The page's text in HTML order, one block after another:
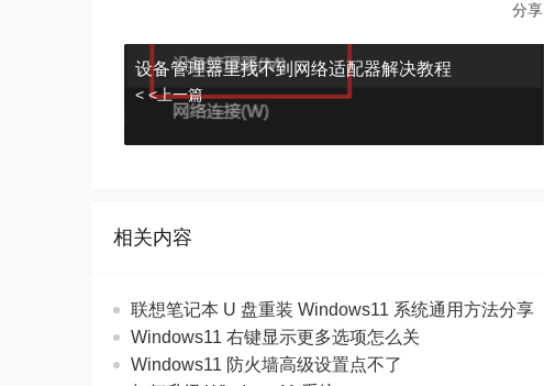
分享
设备管理器里找不到网络适配器解决教程
< <上一篇
相关内容
联想笔记本 U 盘重装 Windows11 系统通用方法分享
Windows11 右键显示更多选项怎么关
Windows11 防火墙高级设置点不了